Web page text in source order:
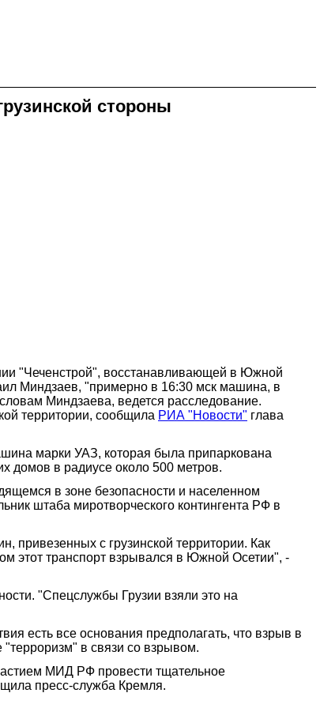
стороны
"Чеченстрой", восстанавливающей в Южной
Миндзаев, "примерно в 16:30 мск машина, в
Миндзаева, ведется расследование.
территории, сообщила РИА "Новости" глава
марки УАЗ, которая была припаркована
домов в радиусе около 500 метров.
в зоне безопасности и населенном
штаба миротворческого контингента РФ в
привезенных с грузинской территории. Как
этот транспорт взрывался в Южной Осетии", -
"Спецслужбы Грузии взяли это на
есть все основания предполагать, что взрыв в
в связи со взрывом.
МИД РФ провести тщательное
пресс-служба Кремля.